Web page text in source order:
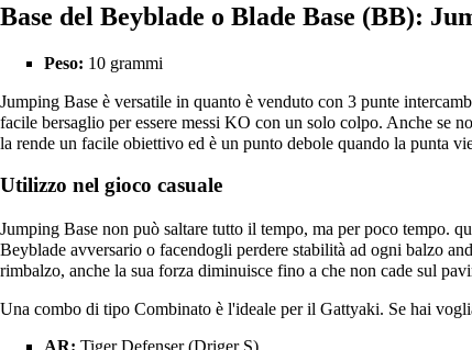
Base del Beyblade o Blade Base (BB):
Peso: 10 grammi
Jumping Base è versatile in quanto è venduto con 3 punte
facile bersaglio per essere messi KO con un solo colpo. Anche se
la rende un facile obiettivo ed è un punto debole quando la punta
Utilizzo nel gioco casuale
Jumping Base non può saltare tutto il tempo, ma per poco tempo.
Beyblade avversario o facendogli perdere stabilità ad ogni balzo
rimbalzo, anche la sua forza diminuisce fino a che non cade sul
Una combo di tipo Combinato è l'ideale per il Gattyaki. Se hai
AR: Tiger Defenser (Driger S)